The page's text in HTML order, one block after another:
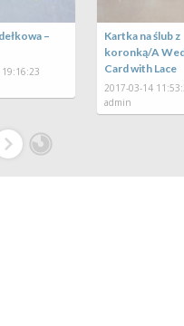
Kartka pudełkowa –
2017-04-28 19:16:23